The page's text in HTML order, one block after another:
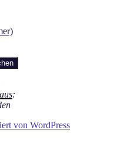
:
von WordPress